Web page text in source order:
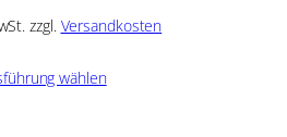
zzgl. Versandkosten
wählen